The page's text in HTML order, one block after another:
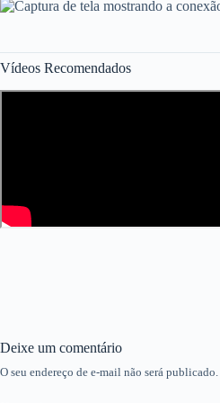
Vídeos Recomendados
Deixe um comentário
O seu endereço de e-mail não será publicado.